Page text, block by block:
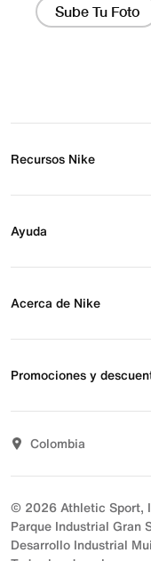
Recursos Nike
Regístrate para recibir
Ayuda
Preguntas frecuentes
Devoluciones
Comunicate con
Acerca de Nike
Noticias
Sostenibilidad
Promociones y
T&C actividades
Colombia
© 2026 Athletic Sport,
Parque Industrial Gran
Desarrollo Industrial